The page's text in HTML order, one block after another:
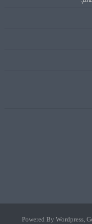
العلمين